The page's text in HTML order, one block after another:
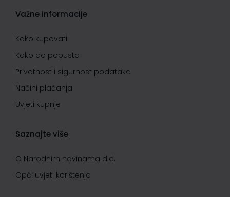
Važne informacije
Kako kupovati
Kako do popusta
Privatnost i sigurnost podataka
Načini plaćanja
Uvjeti kupnje
Saznajte više
O Narodnim novinama d.d.
Opći uvjeti korištenja